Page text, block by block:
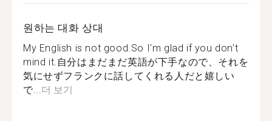
원하는 대화 상대
My English is not good.So I'm glad if you don't
mind it.自分はまだまだ英語が下手なので、それを
気にせずフランクに話してくれる人だと嬉しい
で...더 보기